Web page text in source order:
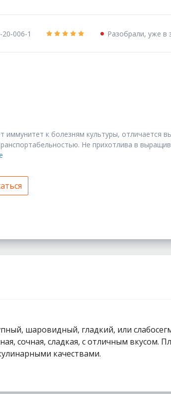
006-1 Разобрали, уже в
иммунитет к болезням культуры, отличается
Не прихотлива в
шаровидный, гладкий, или
сочная, сладкая, с отличным вкусом.
качествами.